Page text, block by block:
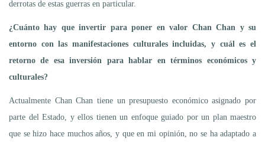
derrotas de estas guerras en particular.
¿Cuánto hay que invertir para poner en valor Chan Chan y su
entorno con las manifestaciones culturales incluidas, y cuál es el
retorno de esa inversión para hablar en términos económicos y
culturales?
Actualmente Chan Chan tiene un presupuesto económico asignado por
parte del Estado, y ellos tienen un enfoque guiado por un plan maestro
que se hizo hace muchos años, y que en mi opinión, no se ha adaptado a